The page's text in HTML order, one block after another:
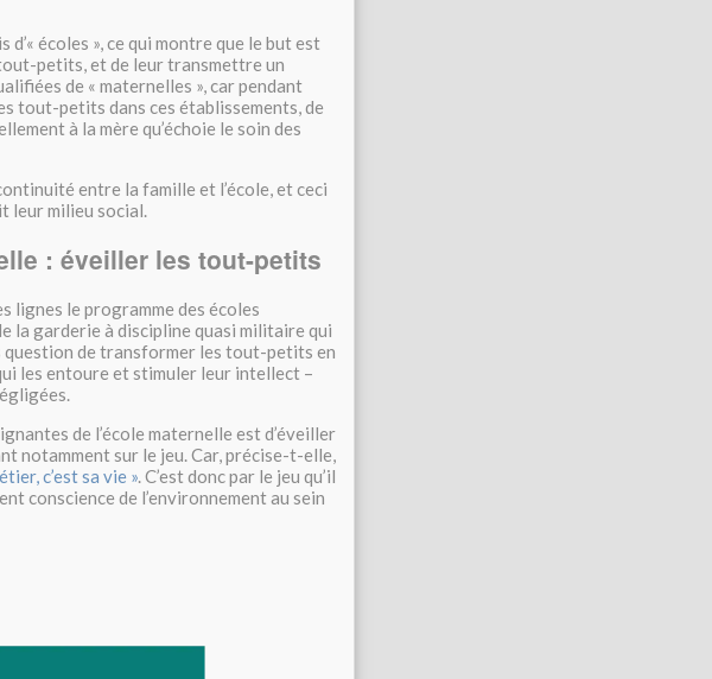
d’« écoles », ce qui montre que le but est
petits, et de leur transmettre un
de « maternelles », car pendant
tout-petits dans ces établissements, de
à la mère qu’échoie le soin des
entre la famille et l’école, et ceci
leur milieu social.
: éveiller les tout-petits
lignes le programme des écoles
la garderie à discipline quasi militaire qui
question de transformer les tout-petits en
les entoure et stimuler leur intellect –
de l’école maternelle est d’éveiller
notamment sur le jeu. Car, précise-t-elle,
c’est sa vie ». C’est donc par le jeu qu’il
conscience de l’environnement au sein